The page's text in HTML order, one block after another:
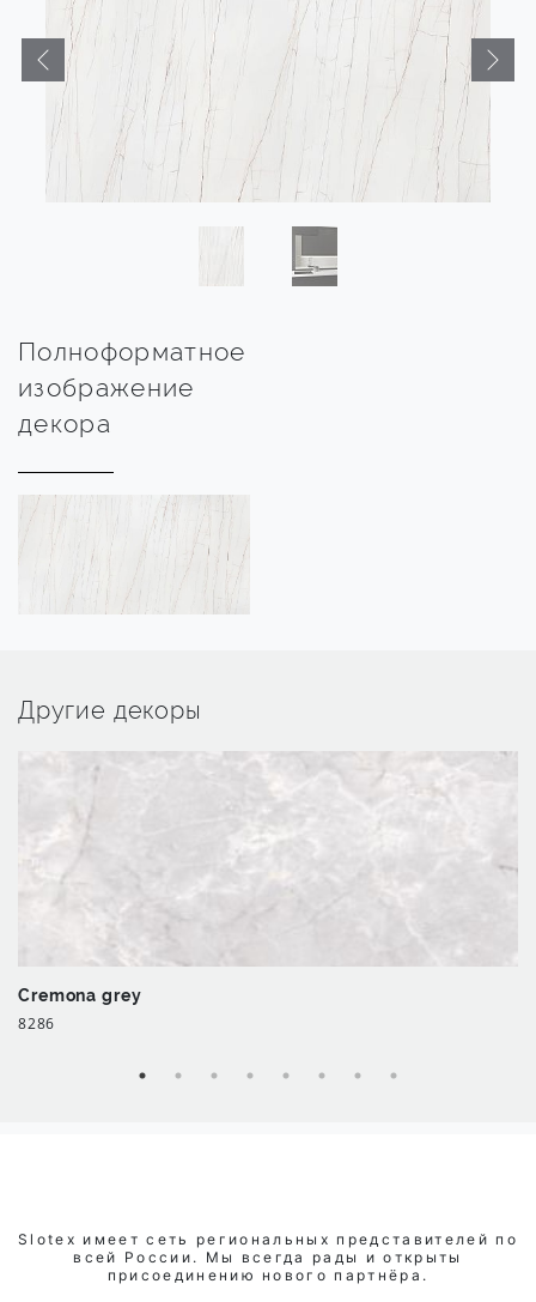
Полноформатное
изображение
декора
Другие декоры
Cremona grey
8286
Slotex имеет сеть региональных представителей по
всей России. Мы всегда рады и открыты
присоединению нового партнёра.